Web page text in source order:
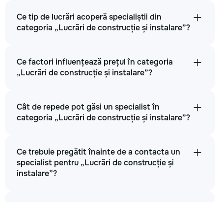
Ce tip de lucrări acoperă specialiștii din
categoria „Lucrări de construcție și instalare”?
Ce factori influențează prețul în categoria
„Lucrări de construcție și instalare”?
Cât de repede pot găsi un specialist în
categoria „Lucrări de construcție și instalare”?
Ce trebuie pregătit înainte de a contacta un
specialist pentru „Lucrări de construcție și
instalare”?